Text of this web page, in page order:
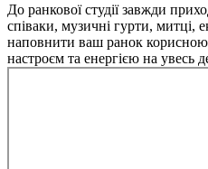
До ранкової студії завжди
співаки, музичні гурти, митці,
наповнити ваш ранок
настроєм та енергією на увесь